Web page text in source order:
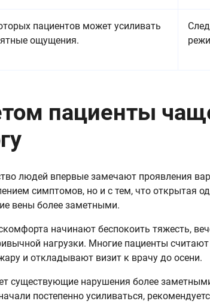
пациентов может усиливать
ощущения.
пациенты
людей впервые замечают проявления
симптомов, но и с тем, что открытая
вены более заметными.
начинают беспокоить тяжесть,
нагрузки. Многие пациенты
и откладывают визит к врачу до осени.
существующие нарушения более
постепенно усиливаться,